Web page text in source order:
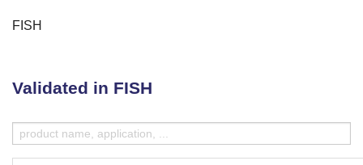
FISH
Validated in FISH